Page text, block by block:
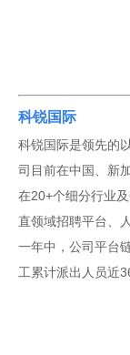
科锐国际
科锐国际是领先的
司目前在中国、新
在20+个细分行业
直领域招聘平台、
一年中，公司平台
工累计派出人员近